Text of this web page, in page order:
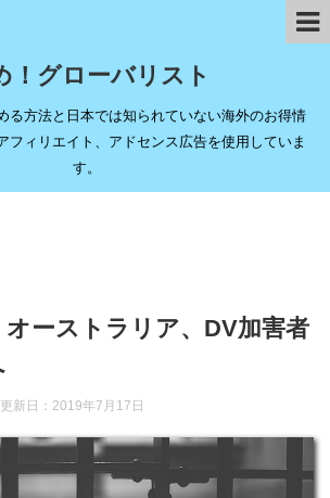
！グローバリスト
る方法と日本では知られていない海外のお得情
ィリエイト、アドセンス広告を使用していま
す。
オーストラリア、DV加害者
新日： 2019年7月17日